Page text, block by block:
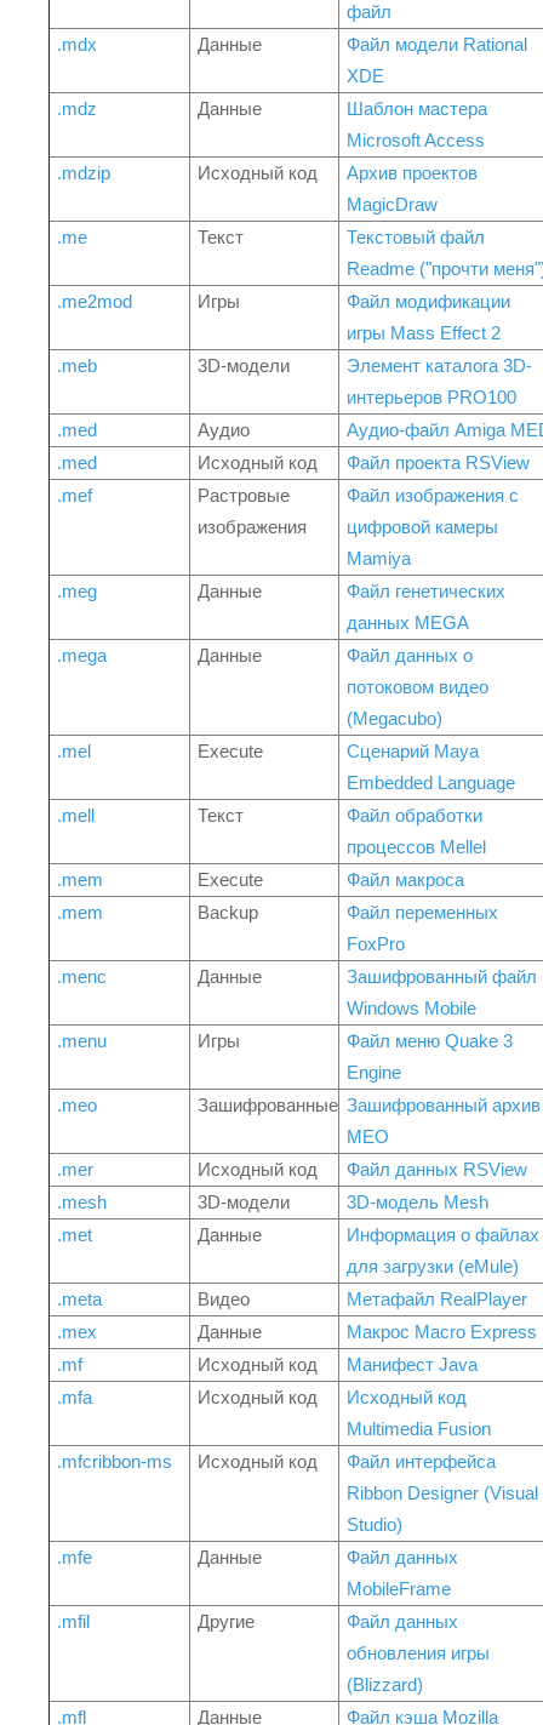
файл
.mdx
Данные
Файл модели Rational
XDE
.mdz
Данные
Шаблон мастера
Microsoft Access
.mdzip
Исходный код
Архив проектов
MagicDraw
.me
Текст
Текстовый файл
Readme ("прочти
.me2mod
Игры
Файл модификации
игры Mass Effect 2
.meb
3D-модели
Элемент каталога 3D-
интерьеров PRO100
.med
Аудио
Аудио-файл Amiga
.med
Исходный код
Файл проекта RSView
.mef
Растровые
изображения
Файл изображения с
цифровой камеры
Mamiya
.meg
Данные
Файл генетических
данных MEGA
.mega
Данные
Файл данных о
потоковом видео
(Megacubo)
.mel
Execute
Сценарий Maya
Embedded Language
.mell
Текст
Файл обработки
процессов Mellel
.mem
Execute
Файл макроса
.mem
Backup
Файл переменных
FoxPro
.menc
Данные
Зашифрованный файл
Windows Mobile
.menu
Игры
Файл меню Quake 3
Engine
.meo
Зашифрованные Зашифрованный архив
MEO
.mer
Исходный код
Файл данных RSView
.mesh
3D-модели
3D-модель Mesh
.met
Данные
Информация о файлах
для загрузки (eMule)
.meta
Видео
Метафайл RealPlayer
.mex
Данные
Макрос Macro Express
.mf
Исходный код
Манифест Java
.mfa
Исходный код
Исходный код
Multimedia Fusion
.mfcribbon-ms
Исходный код
Файл интерфейса
Ribbon Designer (Visual
Studio)
.mfe
Данные
Файл данных
MobileFrame
.mfil
Другие
Файл данных
обновления игры
(Blizzard)
.mfl
Данные Файл кэша Mozilla